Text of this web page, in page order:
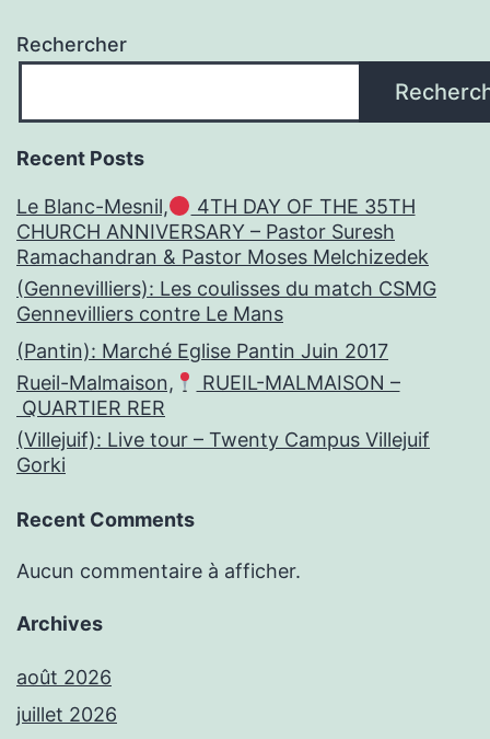
Rechercher
Recent Posts
Le Blanc-Mesnil,
4TH DAY OF THE 35TH
CHURCH ANNIVERSARY – Pastor Suresh
Ramachandran & Pastor Moses Melchizedek
(Gennevilliers): Les coulisses du match CSMG
Gennevilliers contre Le Mans
(Pantin): Marché Eglise Pantin Juin 2017
Rueil-Malmaison,
RUEIL-MALMAISON –
QUARTIER RER
(Villejuif): Live tour – Twenty Campus Villejuif
Gorki
Recent Comments
Aucun commentaire à afficher.
Archives
août 2026
juillet 2026